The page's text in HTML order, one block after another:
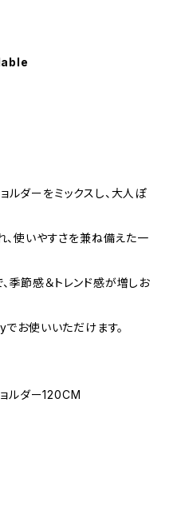
ルダーをミックスし、大人ぽ
、使いやすさを兼ね備えた一
季節感＆トレンド感が増しお
でお使いいただけます。
ルダー120CM